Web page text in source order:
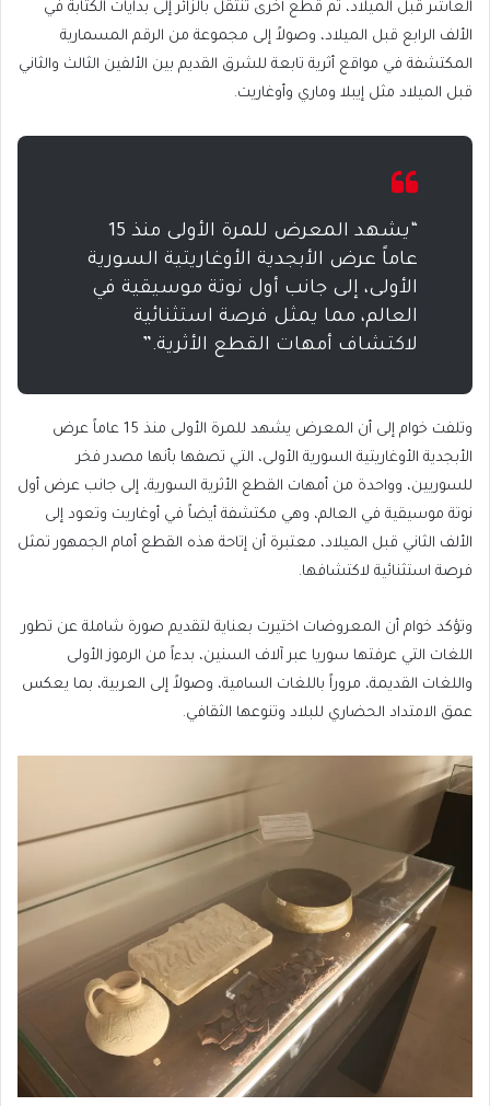
العاشر قبل الميلاد، ثم قطع أخرى تنتقل بالزائر إلى بدايات الكتابة في
الألف الرابع قبل الميلاد، وصولاً إلى مجموعة من الرقم المسمارية
المكتشفة في مواقع أثرية تابعة للشرق القديم بين الألفين الثالث والثاني
قبل الميلاد مثل إيبلا وماري وأوغاريت.
“يشهد المعرض للمرة الأولى منذ 15
عاماً عرض الأبجدية الأوغاريتية السورية
الأولى، إلى جانب أول نوتة موسيقية في
العالم، مما يمثل فرصة استثنائية
لاكتشاف أمهات القطع الأثرية.”
وتلفت خوام إلى أن المعرض يشهد للمرة الأولى منذ 15 عاماً عرض
الأبجدية الأوغاريتية السورية الأولى، التي تصفها بأنها مصدر فخر
للسوريين، وواحدة من أمهات القطع الأثرية السورية، إلى جانب عرض أول
نوتة موسيقية في العالم، وهي مكتشفة أيضاً في أوغاريت وتعود إلى
الألف الثاني قبل الميلاد، معتبرة أن إتاحة هذه القطع أمام الجمهور تمثل
فرصة استثنائية لاكتشافها.
وتؤكد خوام أن المعروضات اختيرت بعناية لتقديم صورة شاملة عن تطور
اللغات التي عرفتها سوريا عبر آلاف السنين، بدءاً من الرموز الأولى
واللغات القديمة، مروراً باللغات السامية، وصولاً إلى العربية، بما يعكس
عمق الامتداد الحضاري للبلاد وتنوعها الثقافي.